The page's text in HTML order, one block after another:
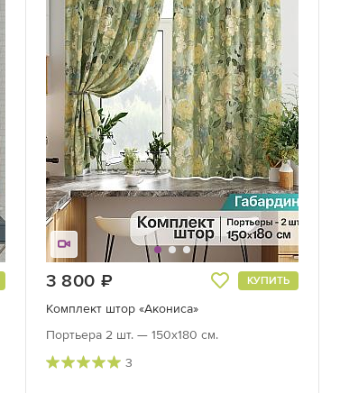
3 800 КУПИТЬ
Комплект штор «Акониса»
Портьера 2 шт. — 150х180 см.
3